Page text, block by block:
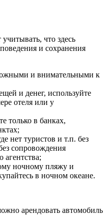
что здесь
и сохранения
и внимательными к
и денег, используйте
отеля или у
только в банках,
нет туристов и т.п. без
сопровождения
агентства;
ночному пляжу и
в ночном океане.
арендовать автомобиль